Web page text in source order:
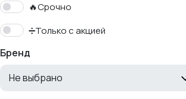
🔥Срочно
➗Только с акцией
Бренд
Не выбрано